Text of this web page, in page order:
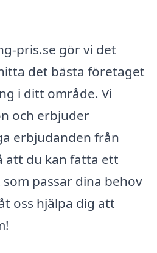
pris.se gör vi det
det bästa företaget
i ditt område. Vi
och erbjuder
erbjudanden från
att du kan fatta ett
passar dina behov
oss hjälpa dig att